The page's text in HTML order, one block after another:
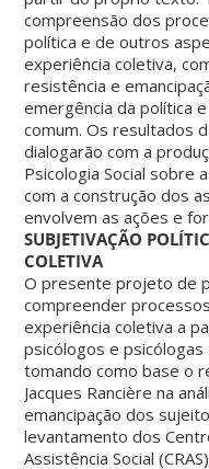
compreensão dos
política e de outros
experiência coletiva,
resistência e
emergência da política
comum. Os resultados
dialogarão com a
Psicologia Social sobre
com a construção dos
envolvem as ações e
SUBJETIVAÇÃO
COLETIVA
O presente projeto de
compreender
experiência coletiva a
psicólogos e psicólogas
tomando como base o
Jacques Rancière na
emancipação dos
levantamento dos
Assistência Social